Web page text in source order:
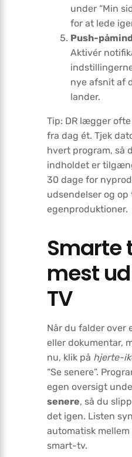
under “Min
for at lede
Push-
Aktivér
nye afsnit af
lander.
Tip: DR lægger
fra dag ét. Tjek
hvert program, så
indholdet er
30 dage for
udsendelser og
egenproduktioner.
Smarte
mest
TV
Når du falder over
eller dokumentar,
nu, klik på hjerte-
“Se senere”.
egen oversigt
senere, så du
det igen. Listen
automatisk
smart-tv.